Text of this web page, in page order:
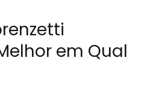
em Qual